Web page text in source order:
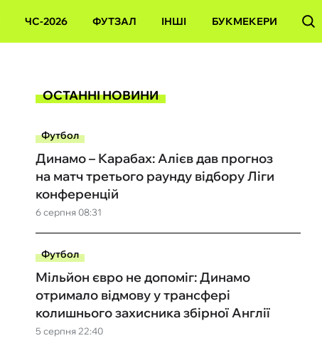
ЧС-2026 ФУТЗАЛ ІНШІ БУКМЕКЕРИ
ОСТАННІ НОВИНИ
Футбол
6 серпня 08:31
Динамо – Карабах: Алієв дав прогноз
на матч третього раунду відбору Ліги
конференцій
Футбол
5 серпня 22:40
Мільйон євро не допоміг: Динамо
отримало відмову у трансфері
колишнього захисника збірної Англії